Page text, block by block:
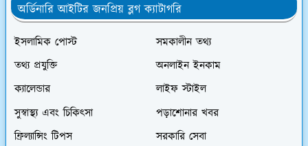
অর্ডিনারি আইটির জনপ্রিয় ব্লগ ক্যাটাগরি
ইসলামিক পোস্ট
সমকালীন তথ্য
তথ্য প্রযুক্তি
অনলাইন ইনকাম
ক্যালেন্ডার
লাইফ স্টাইল
সুস্বাস্থ্য এবং চিকিৎসা
পড়াশোনার খবর
ফ্রিল্যান্সিং টিপস
সরকারি সেবা